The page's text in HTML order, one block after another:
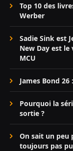
Top 10 des
Werber
Sadie Sink est
New Day est le
MCU
James Bond
Pourquoi la
sortie ?
On sait un peu
toujours pas